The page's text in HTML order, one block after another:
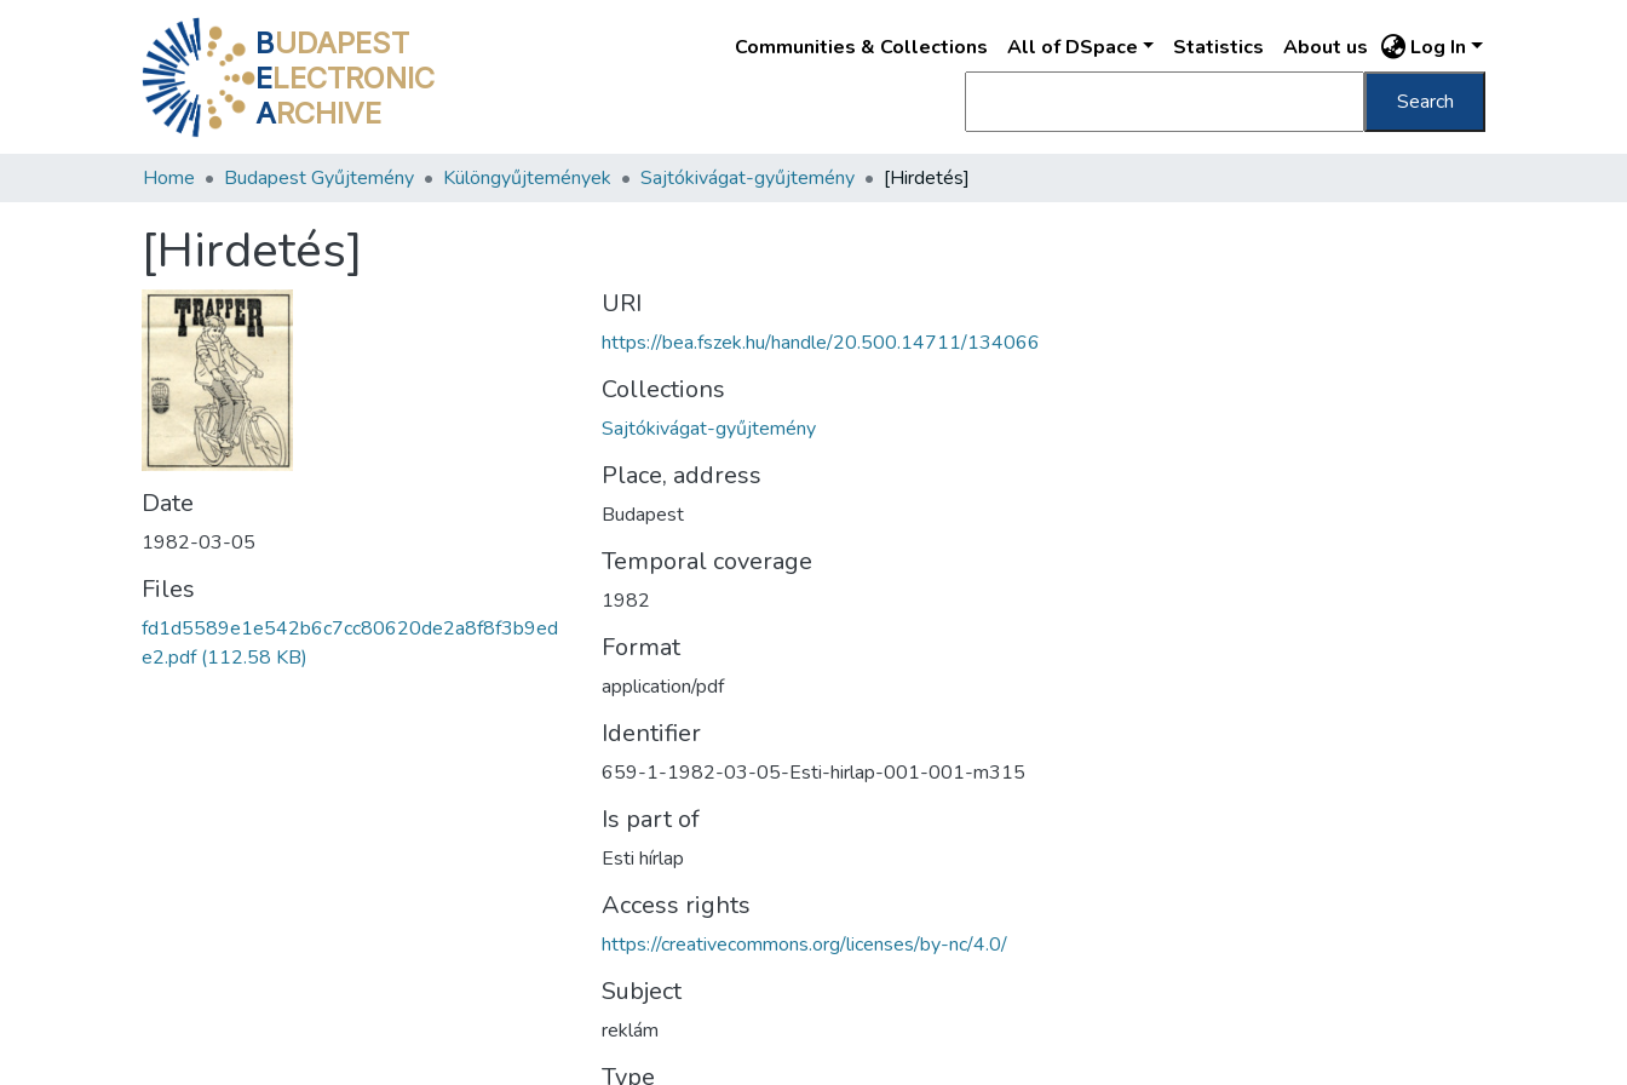
BUDAPEST
ELECTRONIC
ARCHIVE
Communities & Collections All of DSpace Statistics About us Log In
Search
Home Budapest Gyűjtemény Különgyűjtemények Sajtókivágat-gyűjtemény [Hirdetés]
[Hirdetés]
Date
1982-03-05
Files
fd1d5589e1e542b6c7cc80620de2a8f8f3b9ed
e2.pdf(112.58 KB)
URI
https://bea.fszek.hu/handle/20.500.14711/134066
Collections
Sajtókivágat-gyűjtemény
Place, address
Budapest
Temporal coverage
1982
Format
application/pdf
Identifier
659-1-1982-03-05-Esti-hirlap-001-001-m315
Is part of
Esti hírlap
Access rights
https://creativecommons.org/licenses/by-nc/4.0/
Subject
reklám
Type